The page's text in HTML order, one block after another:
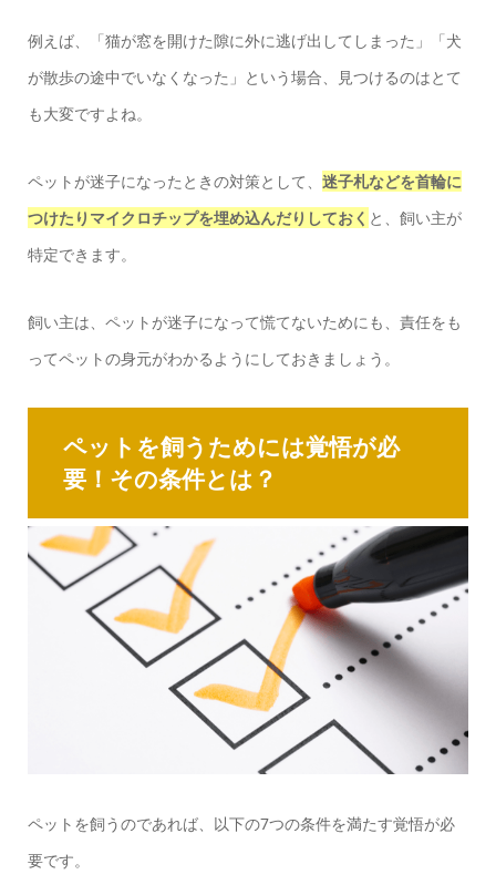
例えば、「猫が窓を開けた隙に外に逃げ出してしまった」「犬
が散歩の途中でいなくなった」という場合、見つけるのはとて
も大変ですよね。
ペットが迷子になったときの対策として、 迷子札などを首輪に
つけたりマイクロチップを埋め込んだりしておく と、飼い主が
特定できます。
飼い主は、ペットが迷子になって慌てないためにも、責任をも
ってペットの身元がわかるようにしておきましょう。
ペットを飼うためには覚悟が必
要！その条件とは？
ペットを飼うのであれば、以下の7つの条件を満たす覚悟が必
要です。